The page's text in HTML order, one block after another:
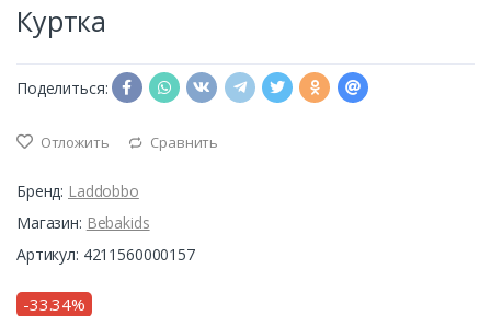
Куртка
Поделиться:
Отложить Сравнить
Бренд: Laddobbo
Магазин: Bebakids
Артикул: 4211560000157
-33.34%